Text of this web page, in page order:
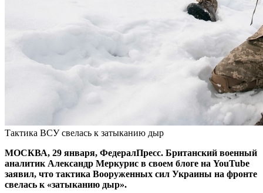
Тактика ВСУ свелась к затыканию дыр
МОСКВА, 29 января, ФедералПресс. Британский военный
аналитик Александр Меркурис в своем блоге на YouTube
заявил, что тактика Вооруженных сил Украины на фронте
свелась к «затыканию дыр».